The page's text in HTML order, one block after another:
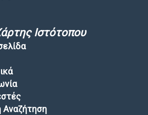
Ιστότοπου
Αναζήτηση